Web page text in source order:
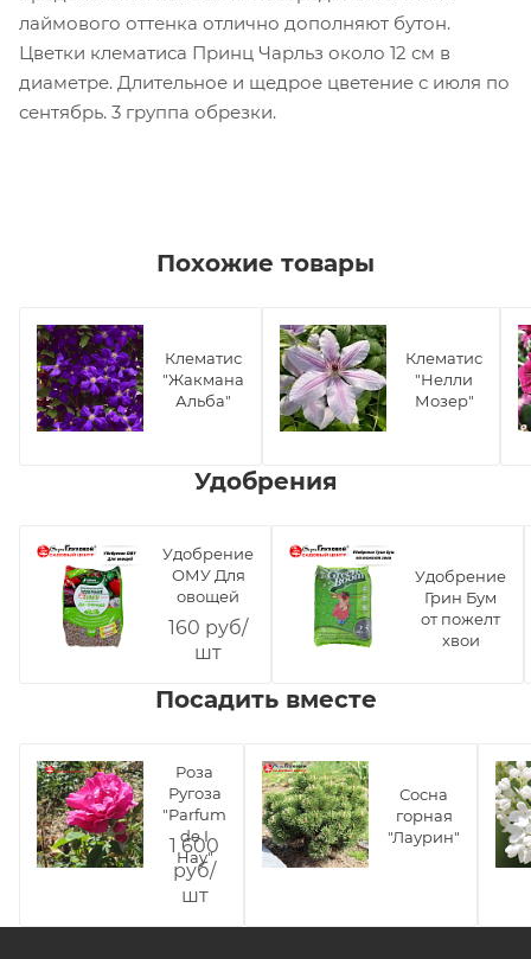
лаймового оттенка отлично дополняют бутон.
Цветки клематиса Принц Чарльз около 12 см в
диаметре. Длительное и щедрое цветение с июля по
сентябрь. 3 группа обрезки.
Похожие товары
Клематис
"Жакмана
Альба"
Клематис
"Нелли
Мозер"
Удобрения
Удобрение
ОМУ Для
овощей
160 руб/
шт
Удобрение
Грин Бум
от пожелт
хвои
Посадить вместе
Роза
Ругоза
"Parfum
de I
Hay"
1 600
руб/
шт
Сосна
горная
"Лаурин"